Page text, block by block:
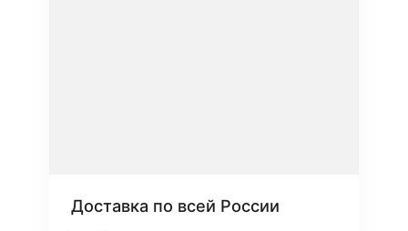
Доставка по всей России